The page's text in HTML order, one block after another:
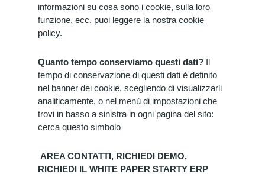
informazioni su cosa sono i cookie, sulla loro
funzione, ecc. puoi leggere la nostra cookie
policy.
Quanto tempo conserviamo questi dati? Il
tempo di conservazione di questi dati è definito
nel banner dei cookie, scegliendo di visualizzarli
analiticamente, o nel menù di impostazioni che
trovi in basso a sinistra in ogni pagina del sito:
cerca questo simbolo
AREA CONTATTI, RICHIEDI DEMO,
RICHIEDI IL WHITE PAPER STARTY ERP